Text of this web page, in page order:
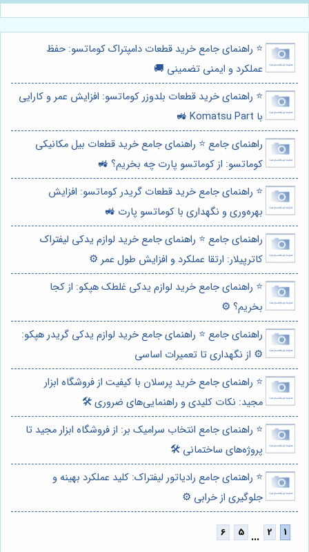
⭐️ راهنمای جامع خرید قطعات دامپتراک کوماتسو: حفظ
عملکرد و ایمنی تضمینی 🚚
⭐️ راهنمای خرید قطعات بلدوزر کوماتسو: افزایش عمر و کارایی
با Komatsu Part 🚜
راهنمای جامع ⭐️ راهنمای جامع خرید قطعات بیل مکانیکی
کوماتسو: از کوماتسو پارت چه بخریم؟ 🚜
⭐️ راهنمای جامع خرید قطعات گریدر کوماتسو: افزایش
بهره‌وری و نگهداری با کوماتسو پارت 🚜
راهنمای جامع ⭐️ راهنمای جامع خرید لوازم یدکی لیفتراک
کاترپیلار: ارتقا عملکرد و افزایش طول عمر ⚙️
⭐️ راهنمای جامع خرید لوازم یدکی غلطک هپکو: از کجا
بخریم؟ ⚙️
راهنمای جامع ⭐️ راهنمای جامع خرید لوازم یدکی گریدر هپکو:
⚙️ از نگهداری تا تعمیرات اساسی
⭐️ راهنمای جامع خرید پرسلان با کیفیت از فروشگاه ابزار
مجید: نکات کلیدی و راهنمایی‌های ضروری 🛠️
⭐️ راهنمای جامع انتخاب سرامیک بر: از فروشگاه ابزار مجید تا
پروژه‌های ساختمانی 🛠️
⭐️ راهنمای جامع رادیاتور لیفتراک: کلید عملکرد بهینه و
جلوگیری از خرابی ⚙️
...